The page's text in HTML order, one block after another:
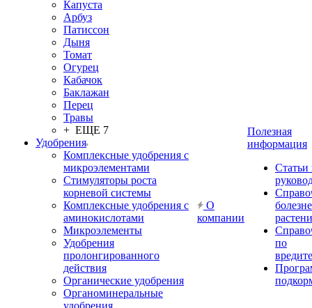
Капуста
Арбуз
Патиссон
Дыня
Томат
Огурец
Кабачок
Баклажан
Перец
Травы
+ ЕЩЕ 7
Удобрения
Комплексные удобрения с
микроэлементами
Стимуляторы роста
корневой системы
Комплексные удобрения с
аминокислотами
Микроэлементы
Удобрения
пролонгированного
действия
Органические удобрения
Органоминеральные
удобрения
О
компании
Полезная
информация
Статьи
по